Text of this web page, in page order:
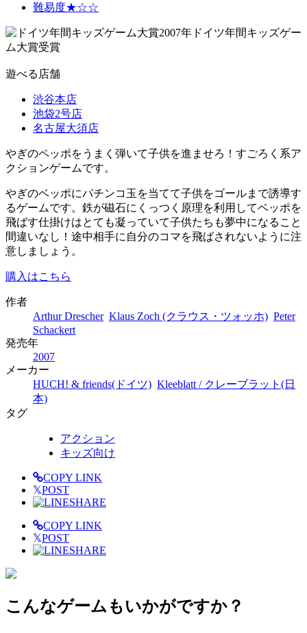
難易度★☆☆
2007年ドイツ年間キッズゲー
ム大賞受賞
遊べる店舗
渋谷本店
池袋2号店
名古屋大須店
やぎのペッポをうまく弾いて子供を進ませろ！すごろく系ア
クションゲームです。
やぎのベッポにパチンコ玉を当てて子供をゴールまで誘導す
るゲームです。鉄が磁石にくっつく原理を利用してベッポを
飛ばす仕掛けはとても凝っていて子供たちも夢中になること
間違いなし！途中相手に自分のコマを飛ばされないように注
意しましょう。
購入はこちら
作者
Arthur Drescher Klaus Zoch (クラウス・ツォッホ) Peter
Schackert
発売年
2007
メーカー
HUCH! & friends(ドイツ) Kleeblatt / クレーブラット(日
本)
タグ
アクション
キッズ向け
COPY LINK
𝕏POST
SHARE
COPY LINK
𝕏POST
SHARE
こんなゲームもいかがですか？